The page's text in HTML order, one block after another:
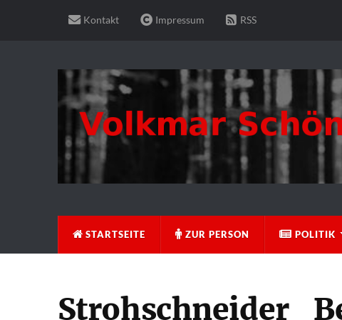
Kontakt Impressum RSS
STARTSEITE ZUR PERSON POLITIK